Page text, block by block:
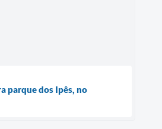
parque dos Ipês, no